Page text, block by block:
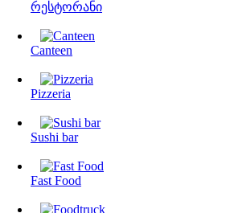
რესტორანი
Canteen
Pizzeria
Sushi bar
Fast Food